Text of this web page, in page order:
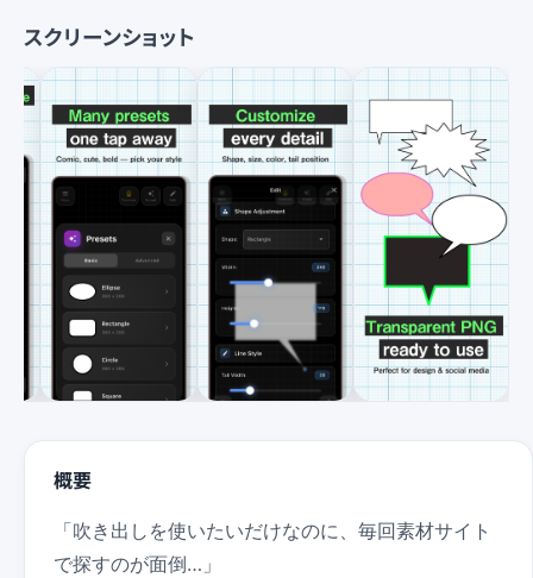
スクリーンショット
概要
「吹き出しを使いたいだけなのに、毎回素材サイト
で探すのが面倒…」